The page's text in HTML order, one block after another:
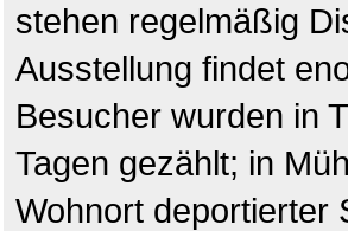
stehen regelmäßig
Ausstellung findet
Besucher wurden in
Tagen gezählt; in
Wohnort deportierter